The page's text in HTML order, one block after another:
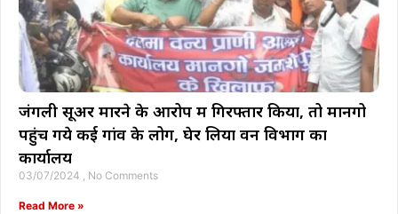
जंगली सूअर मारने के आरोप में गिरफ्तार किया, तो मानगो
पहुंच गये कई गांव के लोग, घेर लिया वन विभाग का
कार्यालय
03/07/2024 No Comments
Read More »